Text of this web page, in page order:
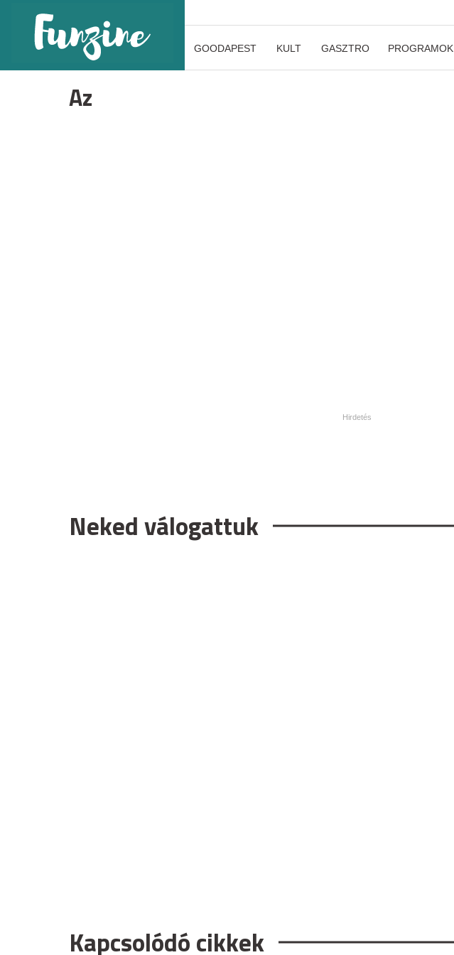
GOODAPEST KULT GASZTRO PROGRAMOK
Az
Neked válogattuk
Kapcsolódó cikkek